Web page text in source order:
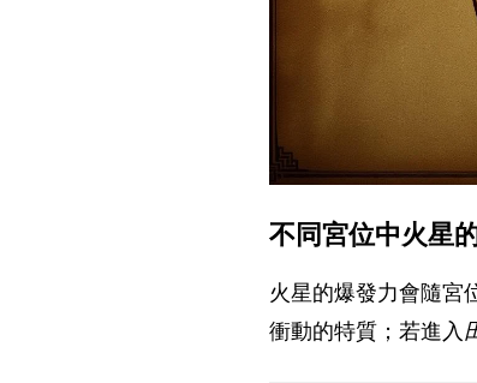
不同宮位中火星
火星的爆發力會隨宮
衝動的特質；若進入